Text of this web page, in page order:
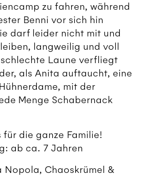
zu fahren, während
Benni vor sich hin
darf leider nicht mit und
langweilig und voll
Laune verfliegt
als Anita auftaucht, eine
mit der
Menge Schabernack
für die ganze Familie!
ab ca. 7 Jahren
Nopola, Chaoskrümel &